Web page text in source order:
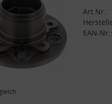
Art.Nr.:
EAN-Nr.: